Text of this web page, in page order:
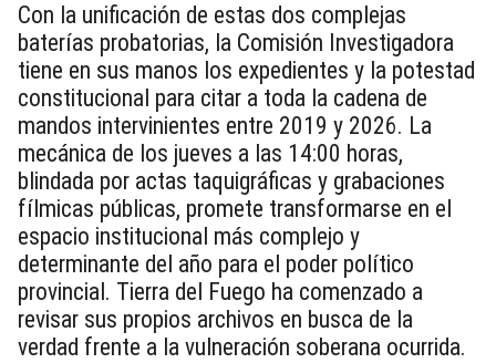
Con la unificación de estas dos complejas
baterías probatorias, la Comisión Investigadora
tiene en sus manos los expedientes y la potestad
constitucional para citar a toda la cadena de
mandos intervinientes entre 2019 y 2026. La
mecánica de los jueves a las 14:00 horas,
blindada por actas taquigráficas y grabaciones
fílmicas públicas, promete transformarse en el
espacio institucional más complejo y
determinante del año para el poder político
provincial. Tierra del Fuego ha comenzado a
revisar sus propios archivos en busca de la
verdad frente a la vulneración soberana ocurrida.